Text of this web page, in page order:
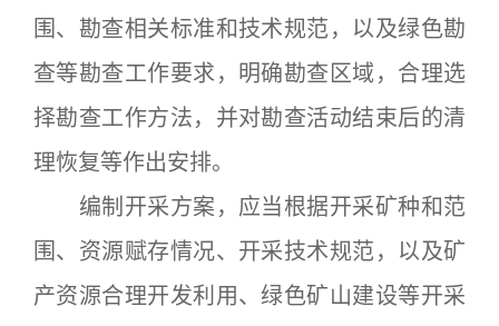
围、勘查相关标准和技术规范，以及绿色勘
查等勘查工作要求，明确勘查区域，合理选
择勘查工作方法，并对勘查活动结束后的清
理恢复等作出安排。
编制开采方案，应当根据开采矿种和范
围、资源赋存情况、开采技术规范，以及矿
产资源合理开发利用、绿色矿山建设等开采